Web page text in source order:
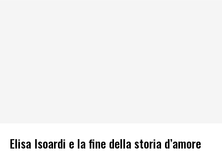
Elisa Isoardi e la fine della storia d’amore